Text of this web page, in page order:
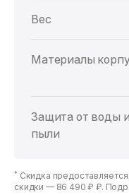
Вес
Материалы
Защита от воды и
пыли
* Скидка
скидки — 86 490 ₽ ₽.